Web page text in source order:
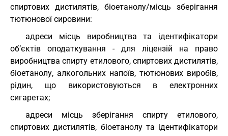
спиртових дистилятів, біоетанолу/місць зберігання
тютюнової сировини:
адреси місць виробництва та ідентифікатори
об’єктів оподаткування - для ліцензій на право
виробництва спирту етилового, спиртових дистилятів,
біоетанолу, алкогольних напоїв, тютюнових виробів,
рідин, що використовуються в електронних
сигаретах;
адреси місць зберігання спирту етилового,
спиртових дистилятів, біоетанолу та ідентифікатори